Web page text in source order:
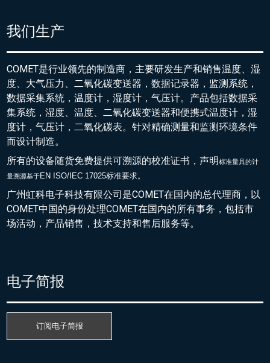
我们生产
COMET是行业领先的制造商，主要研发生产和销售温度、湿
度、大气压力、二氧化碳变送器，数据记录器，监测系统，
数据采集系统，温度计，湿度计，气压计。产品包括数据采
集系统，湿度、温度、二氧化碳变送器和便携式温度计，湿
度计，气压计，二氧化碳表。针对精确测量和监测环境条件
而设计制造。
所有的设备随货免费提供可溯源的校准证书，声明标准量具的计
量溯源基于EN ISO/IEC 17025标准要求。
广州虹科电子科技有限公司是COMET在国内的总代理商，以
COMET中国的身份处理COMET在国内的所有事务，包括市
场活动，产品销售，技术支持和售后服务等。
电子简报
订阅电子简报